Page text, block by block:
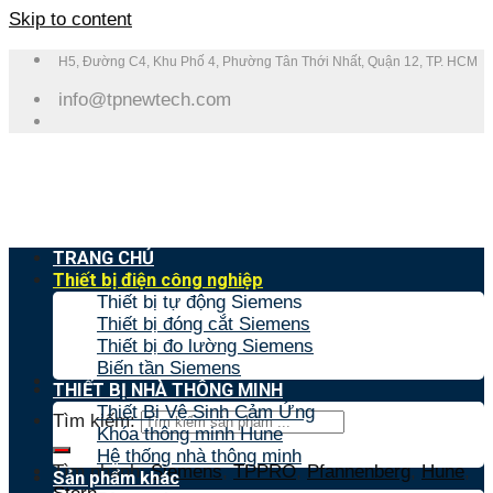
Skip to content
H5, Đường C4, Khu Phố 4, Phường Tân Thới Nhất, Quận 12, TP. HCM
info@tpnewtech.com
Tìm kiếm:
Tìm nhanh:Siemens,TPPRO,Pfannenberg,Hune,
TRANG CHỦ
Thiết bị điện công nghiệp
Thiết bị tự động Siemens
Thiết bị đóng cắt Siemens
Thiết bị đo lường Siemens
Biến tần Siemens
THIẾT BỊ NHÀ THÔNG MINH
Thiết Bị Vệ Sinh Cảm Ứng
Khóa thông minh Hune
Hệ thống nhà thông minh
Sản phẩm khác